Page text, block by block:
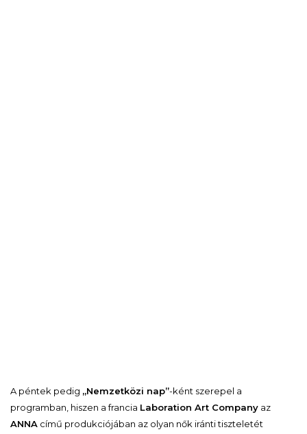
A péntek pedig „Nemzetközi nap”-ként szerepel a
programban, hiszen a francia Laboration Art Company az
ANNA című produkciójában az olyan nők iránti tiszteletét